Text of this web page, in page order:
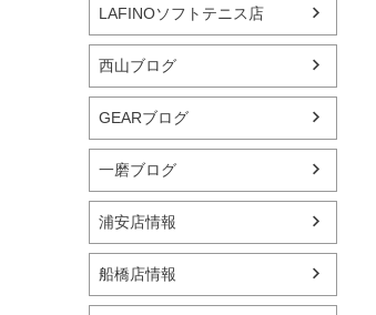
LAFINOソフトテニス店
西山ブログ
GEARブログ
一磨ブログ
浦安店情報
船橋店情報